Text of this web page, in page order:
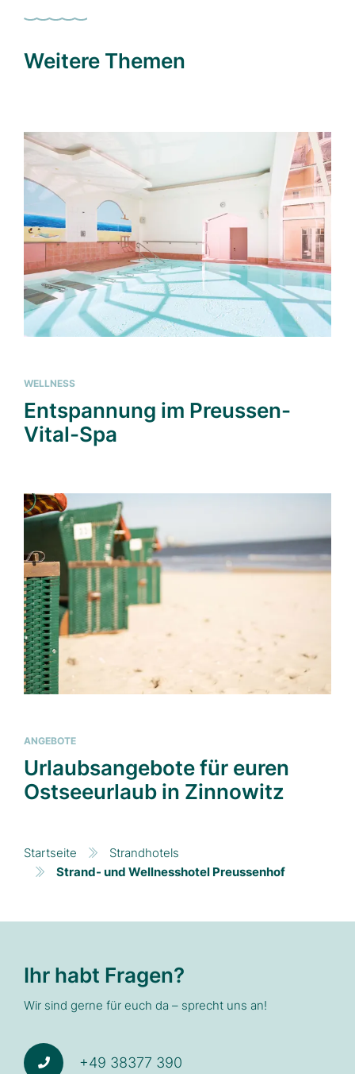
Weitere Themen
WELLNESS
Entspannung im Preussen-
Vital-Spa
ANGEBOTE
Urlaubsangebote für euren
Ostseeurlaub in Zinnowitz
Startseite
Strandhotels
Strand- und Wellnesshotel Preussenhof
Ihr habt Fragen?
Wir sind gerne für euch da – sprecht uns an!
+49 38377 390